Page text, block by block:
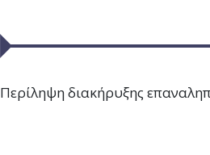
Περίληψη διακήρυξης